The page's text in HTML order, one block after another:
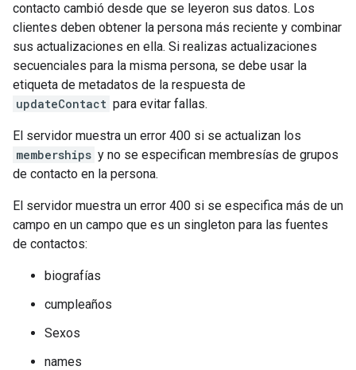
contacto cambió desde que se leyeron sus datos. Los
clientes deben obtener la persona más reciente y combinar
sus actualizaciones en ella. Si realizas actualizaciones
secuenciales para la misma persona, se debe usar la
etiqueta de metadatos de la respuesta de
updateContact para evitar fallas.
El servidor muestra un error 400 si se actualizan los
memberships y no se especifican membresías de grupos
de contacto en la persona.
El servidor muestra un error 400 si se especifica más de un
campo en un campo que es un singleton para las fuentes
de contactos:
biografías
cumpleaños
Sexos
names